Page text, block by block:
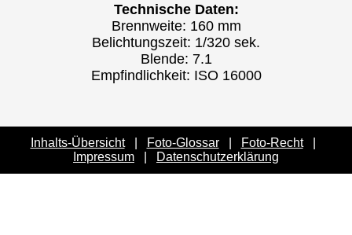
Technische Daten:
Brennweite: 160 mm
Belichtungszeit: 1/320 sek.
Blende: 7.1
Empfindlichkeit: ISO 16000
Inhalts-Übersicht| Foto-Glossar| Foto-Recht|
Impressum
Datenschutzerklärung